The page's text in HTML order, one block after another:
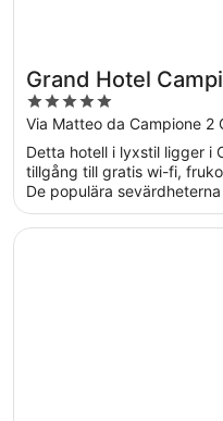
Grand Hotel
5
out
of
5
Via Matteo da Campione 2
Detta hotell i lyxstil ligger i
tillgång till gratis wi-fi,
De populära
Öppnas i ett nytt fönster
Villa Sassa